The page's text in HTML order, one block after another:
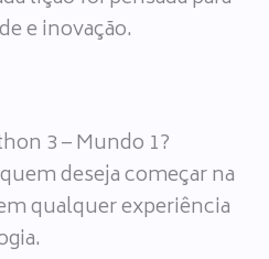
e inovação.
3 – Mundo 1?
deseja começar na
qualquer experiência